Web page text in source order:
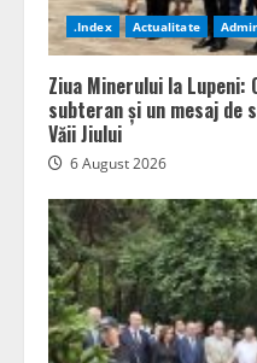
.Index Actualitate
Ziua Minerului la Lupeni:
subteran și un mesaj
Văii Jiului
6 August 2026